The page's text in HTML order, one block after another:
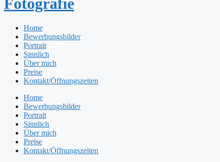
Fotografie
Home
Bewerbungsbilder
Portrait
Sinnlich
Über mich
Preise
Kontakt/Öffnungszeiten
Home
Bewerbungsbilder
Portrait
Sinnlich
Über mich
Preise
Kontakt/Öffnungszeiten